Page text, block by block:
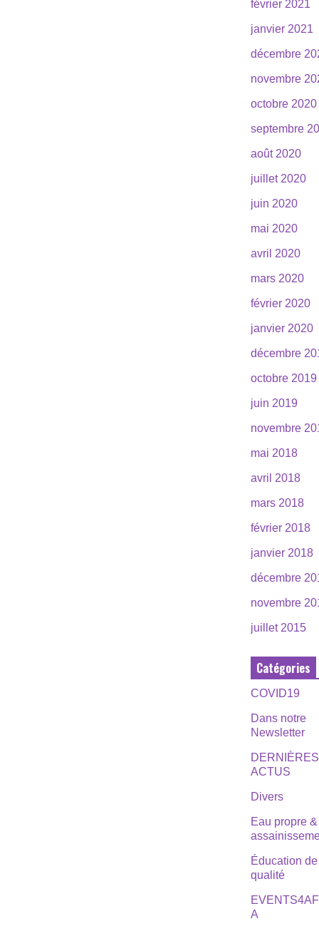
février 2021
janvier 2021
décembre
novembre
octobre 2020
septembre
août 2020
juillet 2020
juin 2020
mai 2020
avril 2020
mars 2020
février 2020
janvier 2020
décembre
octobre 2019
juin 2019
novembre
mai 2018
avril 2018
mars 2018
février 2018
janvier 2018
décembre
novembre
juillet 2015
Catégories
COVID19
Dans notre
Newsletter
DERNIÈRES
ACTUS
Divers
Eau propre &
Éducation de
qualité
A